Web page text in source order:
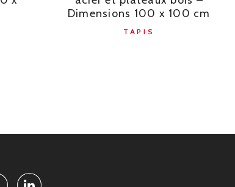
Dimensions 100 x 100 cm
TAPIS